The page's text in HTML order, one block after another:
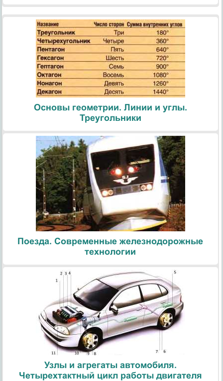
Основы геометрии. Линии и углы.
Треугольники
Поезда. Современные железнодорожные
технологии
Узлы и агрегаты автомобиля.
Четырехтактный цикл работы двигателя